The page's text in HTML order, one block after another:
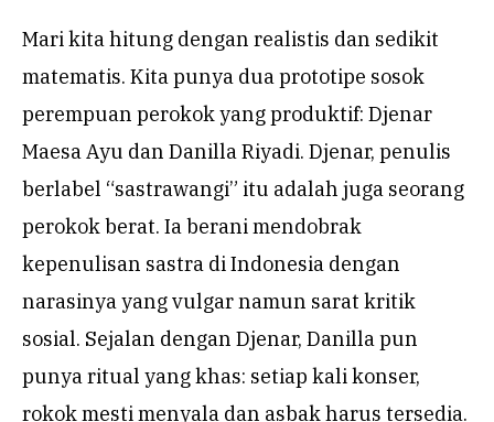
Mari kita hitung dengan realistis dan sedikit
matematis. Kita punya dua prototipe sosok
perempuan perokok yang produktif: Djenar
Maesa Ayu dan Danilla Riyadi. Djenar, penulis
berlabel “sastrawangi” itu adalah juga seorang
perokok berat. Ia berani mendobrak
kepenulisan sastra di Indonesia dengan
narasinya yang vulgar namun sarat kritik
sosial. Sejalan dengan Djenar, Danilla pun
punya ritual yang khas: setiap kali konser,
rokok mesti menyala dan asbak harus tersedia.